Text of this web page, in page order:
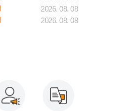
2026. 08. 08
2026. 08. 08